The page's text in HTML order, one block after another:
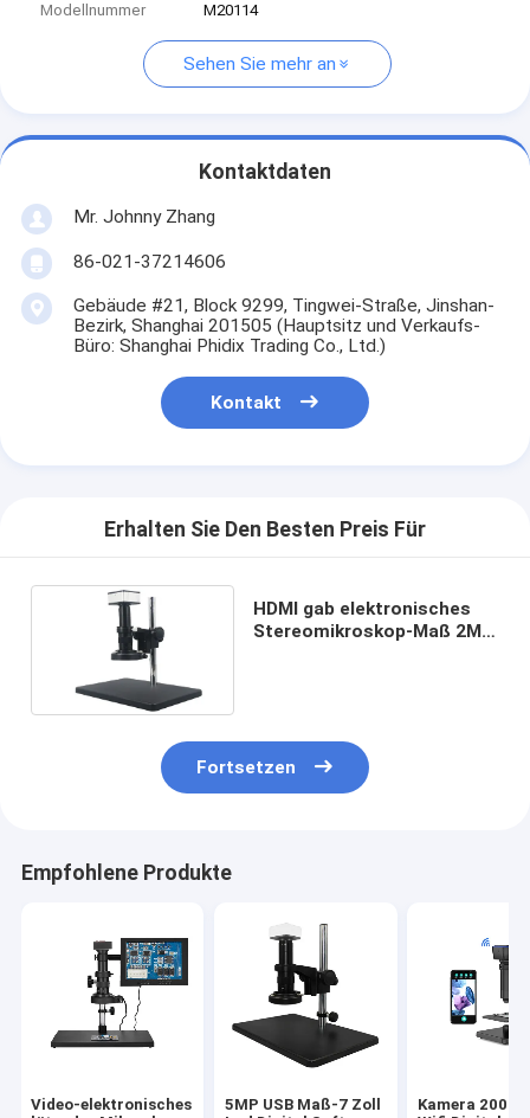
Modellnummer
M20114
Sehen Sie mehr an
Kontaktdaten
Mr. Johnny Zhang
86-021-37214606
Gebäude #21, Block 9299, Tingwei-Straße, Jinshan-
Bezirk, Shanghai 201505 (Hauptsitz und Verkaufs-
Büro: Shanghai Phidix Trading Co., Ltd.)
Kontakt
Erhalten Sie Den Besten Preis Für
HDMI gab elektronisches
Stereomikroskop-Maß 2MP
Fortsetzen
Empfohlene Produkte
Video-elektronisches
5MP USB Maß-7 Zoll
Kamera